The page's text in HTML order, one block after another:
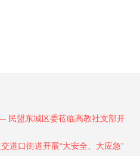
民盟东城区委莅临高教社支部开
道口街道开展“大安全、大应急”